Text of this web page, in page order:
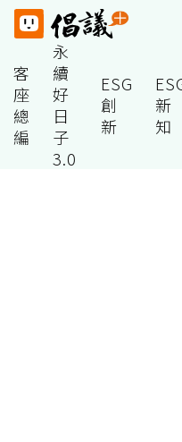
客
座
總
編
永
續
好
日
子
3.0
ESG
創
新
新
知